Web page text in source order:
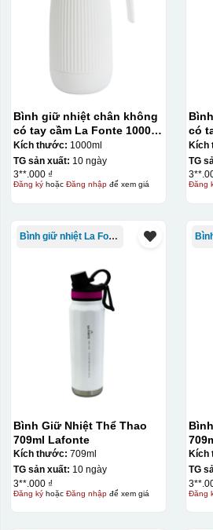
Đây là giấy decal đã in xong,
Bước 2: Dán decal lên gốm sứ
nước và trượt nhẹ lên gốm sứ để
đó bằng nước. Người thợ sẽ căn
cho vị trí logo cân đối phù hợp,
gạt hết nước phía dưới ra
Bình giữ nhiệt chân không
có tay cầm La Fonte 1000ml
– 011655
Kích thước: 1000ml
TG sản xuất: 10 ngày
3**.000 ₫
Đăng kýhoặc Đăng nhậpđể xem giá
có tay cầm La
–
Kích
TG
Đăng
Bình giữ nhiệt La Fonte
Bình Giữ Nhiệt Thể Thao
709ml Lafonte
Kích thước: 709ml
TG sản xuất: 10 ngày
3**.000 ₫
Đăng kýhoặc Đăng nhậpđể xem giá
Kích
TG
Đăng